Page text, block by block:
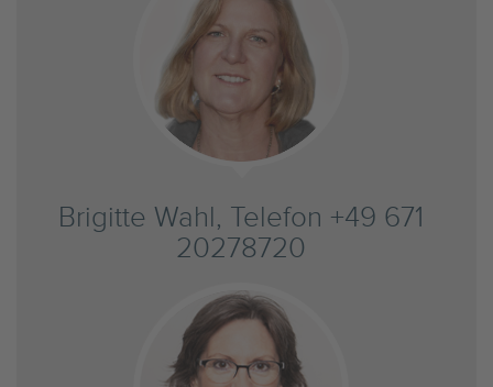
Brigitte Wahl, Telefon +49 671
20278720